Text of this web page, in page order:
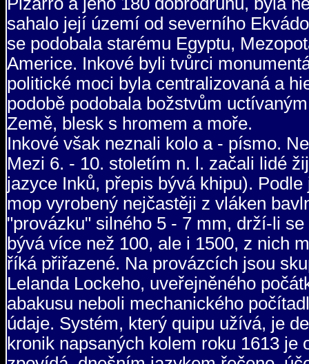
sahalo její území od severního
se podobala starému Egyptu,
Americe. Inkové byli tvůrci
politické moci byla centralizovaná a
podobě podobala božstvům
Země, blesk s hromem a moře.
Inkové však neznali kolo a - písmo.
Mezi 6. - 10. stoletím n. l. začali lidé
jazyce Inků, přepis bývá khipu).
mop vyrobený nejčastěji z vláken
"provázku" silného 5 - 7 mm, drží-li
bývá více než 100, ale i 1500, z nich
říká přiřazené. Na provázcích jsou
Lelanda Lockeho, uveřejněného
abakusu neboli mechanického
údaje. Systém, který quipu užívá, je
kronik napsaných kolem roku 1613